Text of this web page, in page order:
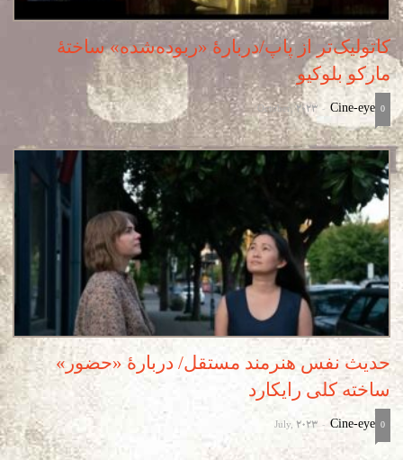
کاتولیک‌تر از پاپ/دربارۀ «ربوده‌شده» ساختۀ
مارکو بلوکیو
Cine-eye
-
October, 2023 0
حدیث نفس هنرمند مستقل/ دربارۀ «حضور»
ساخته کلی رایکارد
Cine-eye
-
July, 2023 0